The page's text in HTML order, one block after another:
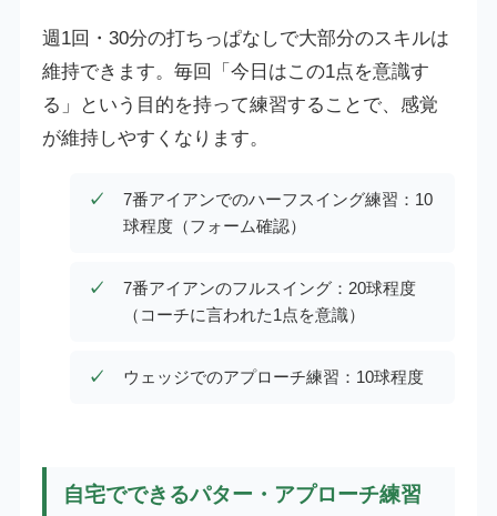
週1回・30分の打ちっぱなしで大部分のスキルは
維持できます。毎回「今日はこの1点を意識す
る」という目的を持って練習することで、感覚
が維持しやすくなります。
7番アイアンでのハーフスイング練習：10
球程度（フォーム確認）
7番アイアンのフルスイング：20球程度
（コーチに言われた1点を意識）
ウェッジでのアプローチ練習：10球程度
自宅でできるパター・アプローチ練習